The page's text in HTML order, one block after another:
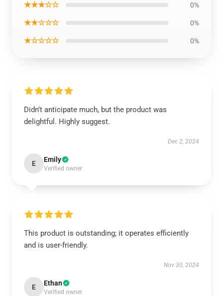
★★★☆☆ 0%
★★☆☆☆ 0%
★☆☆☆☆ 0%
Didn’t anticipate much, but the product was
delightful. Highly suggest.
Dec 2, 2024
E Emily
Verified owner
This product is outstanding; it operates efficiently
and is user-friendly.
Nov 30, 2024
E Ethan
Verified owner